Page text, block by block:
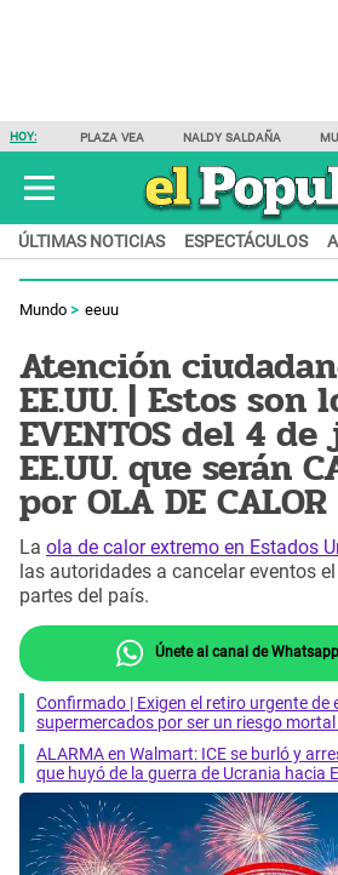
HOY: PLAZA VEA NALDY SALDAÑA
ÚLTIMAS NOTICIAS ESPECTÁCULOS
Mundo eeuu
Atención
EE.UU. | Estos son
EVENTOS del 4
EE.UU. que serán
por OLA DE
La ola de calor extremo en Estados
las autoridades a cancelar eventos
partes del país.
Únete al canal de
Confirmado | Exigen el retiro urgente de
supermercados por ser un riesgo
ALARMA en Walmart: ICE se burló y
que huyó de la guerra de Ucrania hacia